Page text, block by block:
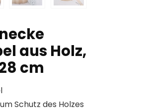
aus Holz,
cm
Schutz des Holzes